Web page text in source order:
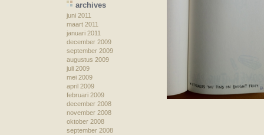
archives
juni 2011
maart 2011
januari 2011
december 2009
september 2009
augustus 2009
juli 2009
mei 2009
april 2009
februari 2009
december 2008
november 2008
oktober 2008
september 2008